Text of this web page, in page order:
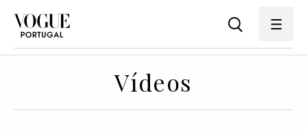
Vídeos